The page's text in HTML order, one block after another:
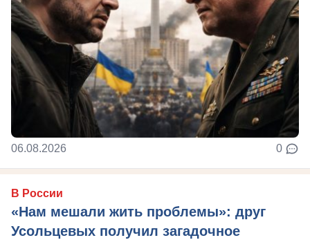
06.08.2026 0
В России
«Нам мешали жить проблемы»: друг
Усольцевых получил загадочное